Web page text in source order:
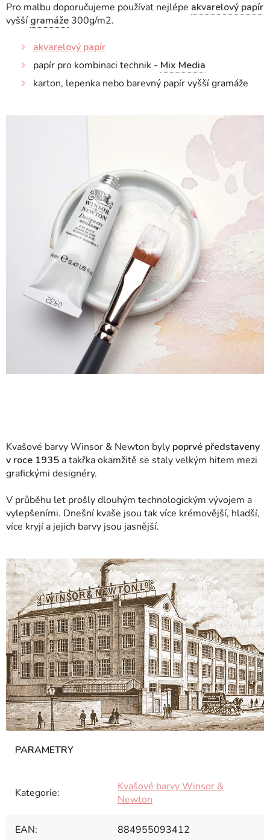
Pro malbu doporučujeme používat nejlépe akvarelový papír
vyšší gramáže 300g/m2.
akvarelový papír
papír pro kombinaci technik - Mix Media
karton, lepenka nebo barevný papír vyšší gramáže
Kvašové barvy Winsor & Newton byly poprvé představeny
v roce 1935 a takřka okamžitě se staly velkým hitem mezi
grafickými designéry.
V průběhu let prošly dlouhým technologickým vývojem a
vylepšeními. Dnešní kvaše jsou tak více krémovější, hladší,
více kryjí a jejich barvy jsou jasnější.
Kategorie:
Kvašové barvy Winsor &
Newton
EAN: 884955093412